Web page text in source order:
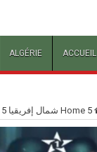
ACCUEIL
ALGÉRIE
Home5 شمال إفريقيا 5